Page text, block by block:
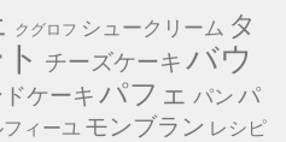
クグロフ シュークリーム タ
チーズケーキ バウ
ケーキ パフェ パン パ
フィーユ モンブラン レシピ